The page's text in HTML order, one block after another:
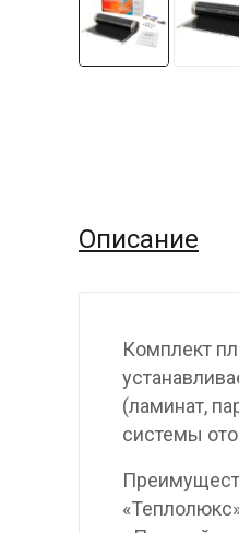
Описание
Комплект
(ламинат,
системы